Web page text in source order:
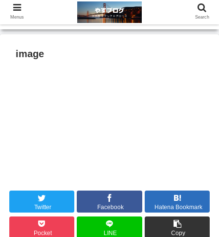
image
Twitter Facebook Hatena Bookmark
Pocket LINE Copy
Menus Search